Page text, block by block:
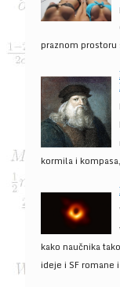
praznom prostoru
kormila i
kako naučnika
ideje i SF